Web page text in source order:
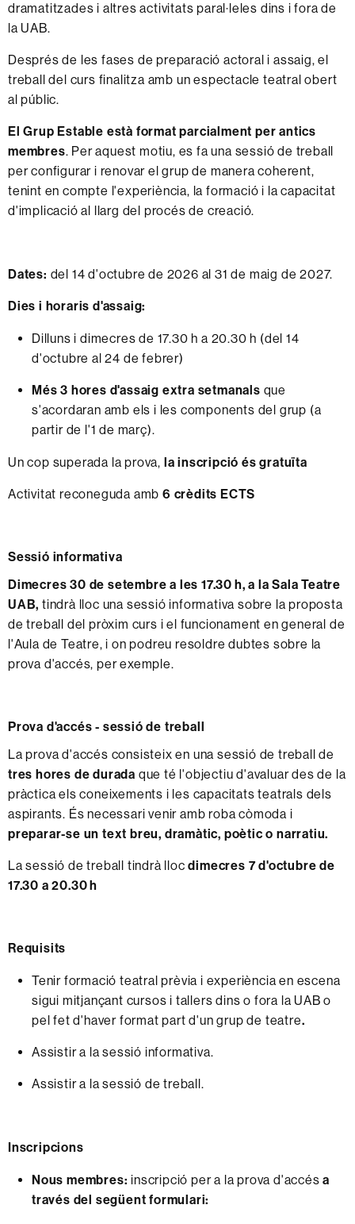
dramatitzades i altres activitats paral·leles dins i fora de
la UAB.
Després de les fases de preparació actoral i assaig, el
treball del curs finalitza amb un espectacle teatral obert
al públic.
El Grup Estable està format parcialment per antics
membres. Per aquest motiu, es fa una sessió de treball
per configurar i renovar el grup de manera coherent,
tenint en compte l'experiència, la formació i la capacitat
d'implicació al llarg del procés de creació.
Dates: del 14 d'octubre de 2026 al 31 de maig de 2027.
Dies i horaris d'assaig:
Dilluns i dimecres de 17.30 h a 20.30 h (del 14
d'octubre al 24 de febrer)
Més 3 hores d'assaig extra setmanals que
s'acordaran amb els i les components del grup (a
partir de l'1 de març).
Un cop superada la prova, la inscripció és gratuïta
Activitat reconeguda amb 6 crèdits ECTS
Sessió informativa
Dimecres 30 de setembre a les 17.30 h, a la Sala Teatre
UAB, tindrà lloc una sessió informativa sobre la proposta
de treball del pròxim curs i el funcionament en general de
l'Aula de Teatre, i on podreu resoldre dubtes sobre la
prova d'accés, per exemple.
Prova d'accés - sessió de treball
La prova d'accés consisteix en una sessió de treball de
tres hores de durada que té l'objectiu d'avaluar des de la
pràctica els coneixements i les capacitats teatrals dels
aspirants. És necessari venir amb roba còmoda i
preparar-se un text breu, dramàtic, poètic o narratiu.
La sessió de treball tindrà lloc dimecres 7 d'octubre de
17.30 a 20.30 h
Requisits
Tenir formació teatral prèvia i experiència en escena
sigui mitjançant cursos i tallers dins o fora la UAB o
pel fet d'haver format part d'un grup de teatre.
Assistir a la sessió informativa.
Assistir a la sessió de treball.
Inscripcions
Nous membres:inscripció per a la prova d'accésa
través del següent formulari: